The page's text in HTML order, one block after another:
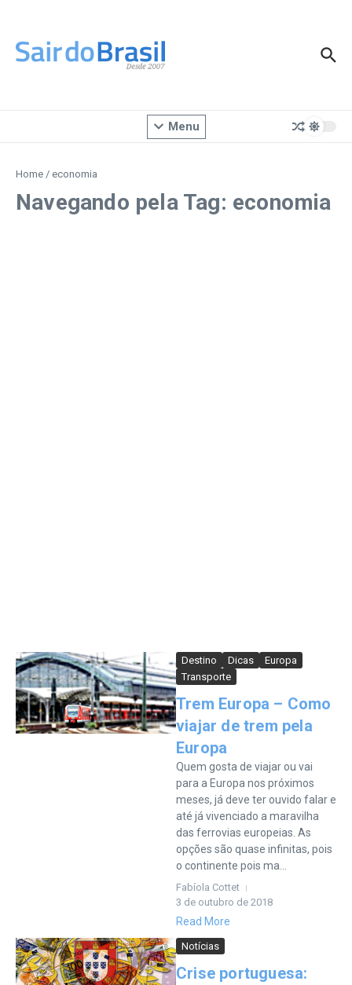
Menu
Home / economia
Navegando pela Tag: economia
Destino Dicas
Europa
Transporte
Trem Europa – Como
viajar de trem pela
Europa
Quem gosta de viajar ou vai
para a Europa nos próximos
meses, já deve ter ouvido falar e
até já vivenciado a maravilha
das ferrovias europeias. As
opções são quase infinitas, pois
o continente pois ma...
Fabíola Cottet
3 de outubro de 2018
Read More
Notícias
Crise portuguesa: